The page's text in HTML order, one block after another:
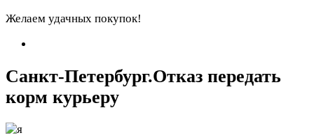
Желаем удачных покупок!
Санкт-Петербург.Отказ передать
корм курьеру